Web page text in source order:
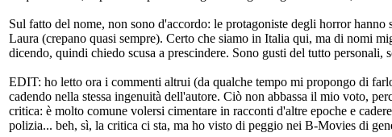
Sul fatto del nome, non sono d'accordo: le protagoniste degli horror
Laura (crepano quasi sempre). Certo che siamo in Italia qui, ma di nomi
dicendo, quindi chiedo scusa a prescindere. Sono gusti del tutto
EDIT: ho letto ora i commenti altrui (da qualche tempo mi propongo di
cadendo nella stessa ingenuità dell'autore. Ciò non abbassa il mio voto,
critica: è molto comune volersi cimentare in racconti d'altre epoche e
polizia... beh, sì, la critica ci sta, ma ho visto di peggio nei B-Movies di